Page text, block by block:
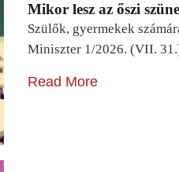
Mikor lesz az őszi
Szülők, gyermekek
Miniszter 1/2026. (VII.
Read More